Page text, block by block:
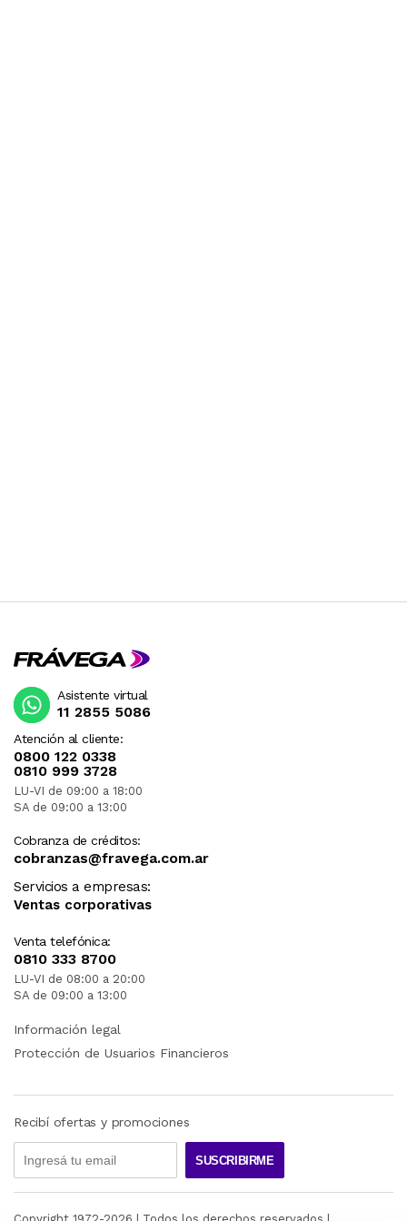
Atención al cliente:
0800 122 0338
0810 999 3728
LU-VI de 09:00 a 18:00
SA de 09:00 a 13:00
Cobranza de créditos:
cobranzas@fravega.com.ar
Servicios a empresas:
Ventas corporativas
Venta telefónica:
0810 333 8700
LU-VI de 08:00 a 20:00
SA de 09:00 a 13:00
Asistente virtual
11 2855 5086
Información legal
Protección de Usuarios Financieros
Recibí ofertas y promociones
SUSCRIBIRME